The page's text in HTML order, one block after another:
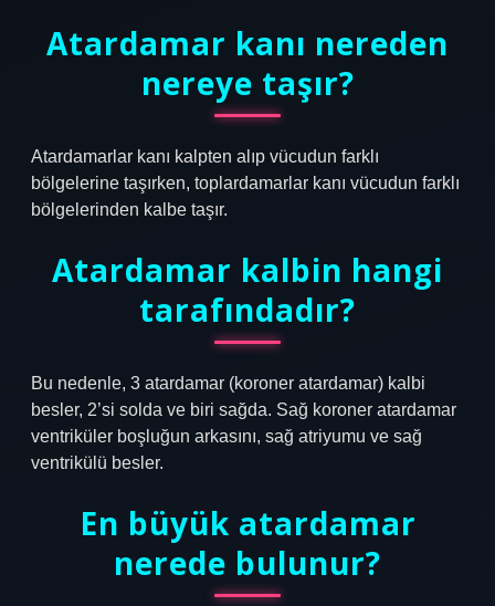
Atardamar kanı nereden
nereye taşır?
Atardamarlar kanı kalpten alıp vücudun farklı
bölgelerine taşırken, toplardamarlar kanı vücudun farklı
bölgelerinden kalbe taşır.
Atardamar kalbin hangi
tarafındadır?
Bu nedenle, 3 atardamar (koroner atardamar) kalbi
besler, 2’si solda ve biri sağda. Sağ koroner atardamar
ventriküler boşluğun arkasını, sağ atriyumu ve sağ
ventrikülü besler.
En büyük atardamar
nerede bulunur?